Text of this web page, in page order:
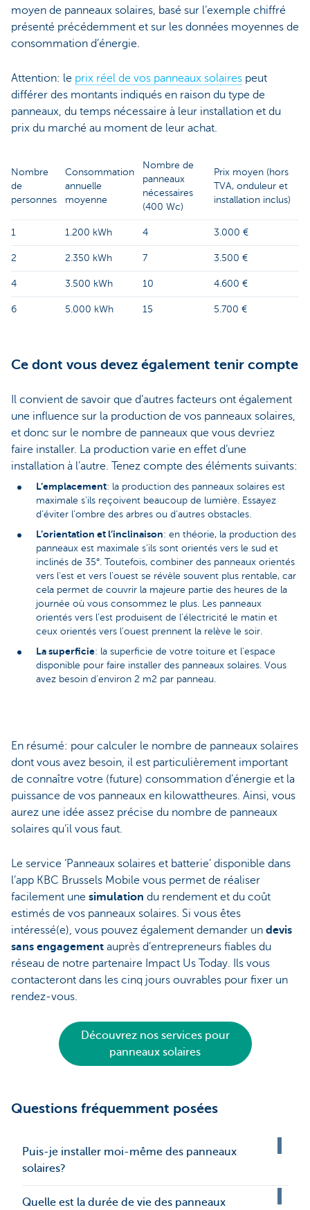
moyen de panneaux solaires, basé sur l’exemple chiffré
présenté précédemment et sur les données moyennes de
consommation d’énergie.
Attention: le prix réel de vos panneaux solaires peut
différer des montants indiqués en raison du type de
panneaux, du temps nécessaire à leur installation et du
prix du marché au moment de leur achat.
Nombre
de
personnes
Consommation
annuelle
moyenne
Nombre de
panneaux
nécessaires
(400 Wc)
Prix moyen (hors
TVA, onduleur et
installation inclus)
1 1.200 kWh 4 3.000 €
2 2.350 kWh 7 3.500 €
4 3.500 kWh 10 4.600 €
6 5.000 kWh 15 5.700 €
Ce dont vous devez également tenir compte
Il convient de savoir que d’autres facteurs ont également
une influence sur la production de vos panneaux solaires,
et donc sur le nombre de panneaux que vous devriez
faire installer. La production varie en effet d’une
installation à l’autre. Tenez compte des éléments suivants:
L’emplacement: la production des panneaux solaires est
maximale s’ils reçoivent beaucoup de lumière. Essayez
d’éviter l’ombre des arbres ou d’autres obstacles.
L’orientation et l’inclinaison: en théorie, la production des
panneaux est maximale s’ils sont orientés vers le sud et
inclinés de 35°. Toutefois, combiner des panneaux orientés
vers l’est et vers l’ouest se révèle souvent plus rentable, car
cela permet de couvrir la majeure partie des heures de la
journée où vous consommez le plus. Les panneaux
orientés vers l’est produisent de l’électricité le matin et
ceux orientés vers l’ouest prennent la relève le soir.
La superficie: la superficie de votre toiture et l’espace
disponible pour faire installer des panneaux solaires. Vous
avez besoin d’environ 2 m2 par panneau.
En résumé: pour calculer le nombre de panneaux solaires
dont vous avez besoin, il est particulièrement important
de connaître votre (future) consommation d’énergie et la
puissance de vos panneaux en kilowattheures. Ainsi, vous
aurez une idée assez précise du nombre de panneaux
solaires qu’il vous faut.
Le service ‘Panneaux solaires et batterie’ disponible dans
l’app KBC Brussels Mobile vous permet de réaliser
facilement une simulation du rendement et du coût
estimés de vos panneaux solaires. Si vous êtes
intéressé(e), vous pouvez également demander un devis
sans engagement auprès d’entrepreneurs fiables du
réseau de notre partenaire Impact Us Today. Ils vous
contacteront dans les cinq jours ouvrables pour fixer un
rendez-vous.
Découvrez nos services pour
panneaux solaires
Questions fréquemment posées
Puis-je installer moi-même des panneaux
solaires?
Quelle est la durée de vie des panneaux